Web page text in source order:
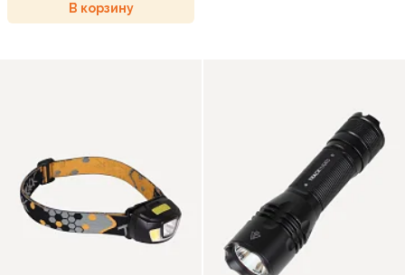
В корзину